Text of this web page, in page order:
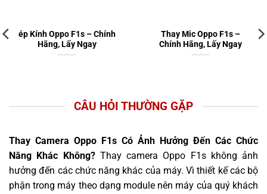
ép Kính Oppo F1s – Chính
Hãng, Lấy Ngay
Thay Mic Oppo F1s –
Chính Hãng, Lấy Ngay
CÂU HỎI THƯỜNG GẶP
Thay Camera Oppo F1s Có Ảnh Hưởng Đến Các Chức
Năng Khác Không?Thay camera Oppo F1s không ảnh
hưởng đến các chức năng khác của máy. Vì thiết kế các bộ
phận trong máy theo dạng module nên máy của quý khách